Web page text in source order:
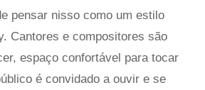
pensar nisso como um estilo
Cantores e compositores são
espaço confortável para tocar
é convidado a ouvir e se